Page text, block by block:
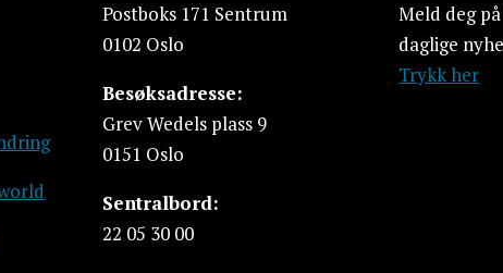
Postboks 171 Sentrum
0102 Oslo
Besøksadresse:
Grev Wedels plass 9
0151 Oslo
Sentralbord:
22 05 30 00
Meld deg
daglige
Trykk her